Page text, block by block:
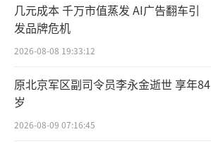
几元成本 千万市值蒸发 AI广告翻车引
发品牌危机
2026-08-08 19:33:12
原北京军区副司令员李永金逝世 享年84
岁
2026-08-09 07:16:45